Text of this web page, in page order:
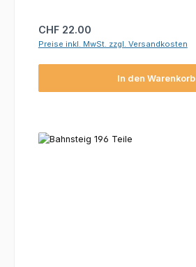
Regulärer Preis:
CHF 22.00
Preise inkl. MwSt. zzgl. Versandkosten
In den Warenkorb